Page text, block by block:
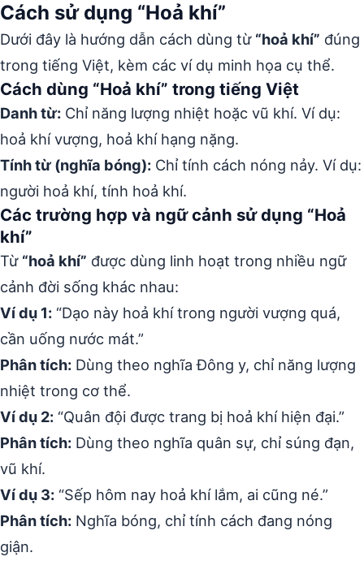
Cách sử dụng “Hoả khí”
Dưới đây là hướng dẫn cách dùng từ “hoả khí” đúng
trong tiếng Việt, kèm các ví dụ minh họa cụ thể.
Cách dùng “Hoả khí” trong tiếng Việt
Danh từ: Chỉ năng lượng nhiệt hoặc vũ khí. Ví dụ:
hoả khí vượng, hoả khí hạng nặng.
Tính từ (nghĩa bóng): Chỉ tính cách nóng nảy. Ví dụ:
người hoả khí, tính hoả khí.
Các trường hợp và ngữ cảnh sử dụng “Hoả
khí”
Từ “hoả khí” được dùng linh hoạt trong nhiều ngữ
cảnh đời sống khác nhau:
Ví dụ 1: “Dạo này hoả khí trong người vượng quá,
cần uống nước mát.”
Phân tích: Dùng theo nghĩa Đông y, chỉ năng lượng
nhiệt trong cơ thể.
Ví dụ 2: “Quân đội được trang bị hoả khí hiện đại.”
Phân tích: Dùng theo nghĩa quân sự, chỉ súng đạn,
vũ khí.
Ví dụ 3: “Sếp hôm nay hoả khí lắm, ai cũng né.”
Phân tích: Nghĩa bóng, chỉ tính cách đang nóng
giận.